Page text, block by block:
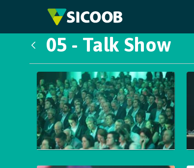
Pular para o Conteúdo principal
05 - Talk Show
Galeria de Mídias